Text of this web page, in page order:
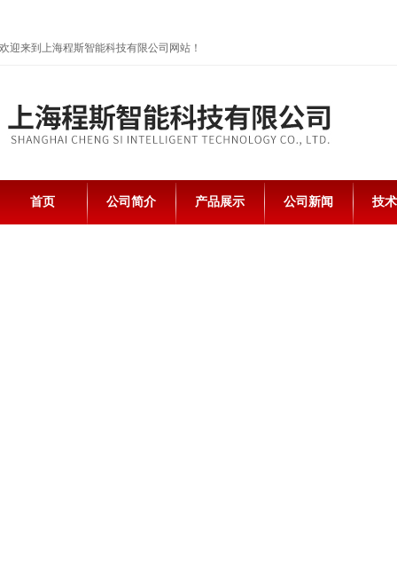
欢迎来到上海程斯智能科技有限公司网站！
首页 公司简介 产品展示 公司新闻 技